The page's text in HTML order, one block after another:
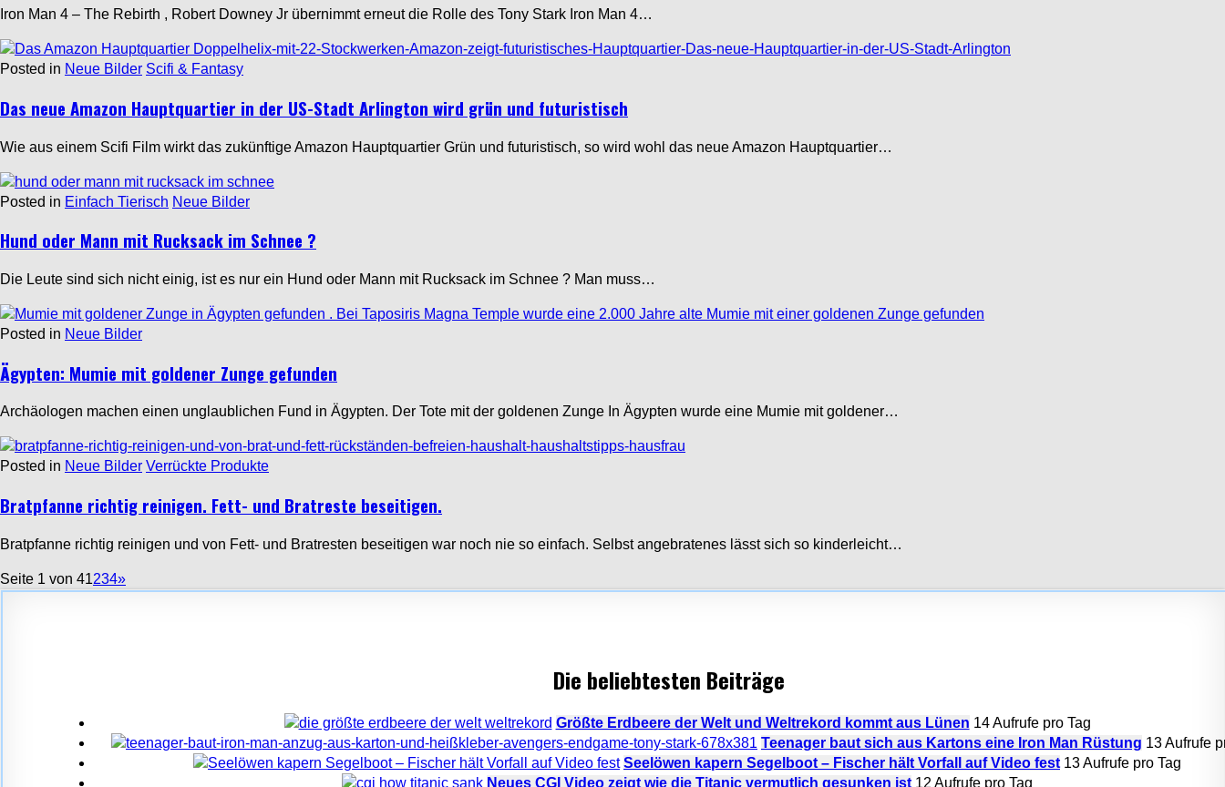
Iron Man 4 – The Rebirth , Robert Downey Jr übernimmt erneut die Rolle des Tony Stark Iron Man 4…
Posted in Neue Bilder Scifi & Fantasy
Das neue Amazon Hauptquartier in der US-Stadt Arlington wird grün und futuristisch
Wie aus einem Scifi Film wirkt das zukünftige Amazon Hauptquartier Grün und futuristisch, so wird wohl das neue Amazon Hauptquartier…
Posted in Einfach Tierisch Neue Bilder
Hund oder Mann mit Rucksack im Schnee ?
Die Leute sind sich nicht einig, ist es nur ein Hund oder Mann mit Rucksack im Schnee ? Man muss…
Posted in Neue Bilder
Ägypten: Mumie mit goldener Zunge gefunden
Archäologen machen einen unglaublichen Fund in Ägypten. Der Tote mit der goldenen Zunge In Ägypten wurde eine Mumie mit goldener…
Posted in Neue Bilder Verrückte Produkte
Bratpfanne richtig reinigen. Fett- und Bratreste beseitigen.
Bratpfanne richtig reinigen und von Fett- und Bratresten beseitigen war noch nie so einfach. Selbst angebratenes lässt sich so kinderleicht…
Seite 1 von 41234»
Die beliebtesten Beiträge
Größte Erdbeere der Welt und Weltrekord kommt aus Lünen 14 Aufrufe pro Tag
Teenager baut sich aus Kartons eine Iron Man Rüstung 13 Aufrufe
Seelöwen kapern Segelboot – Fischer hält Vorfall auf Video fest 13 Aufrufe pro Tag
Neues CGI Video zeigt wie die Titanic vermutlich gesunken ist 12 Aufrufe pro Tag